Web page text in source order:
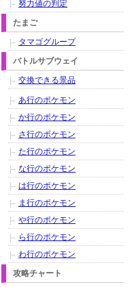
努力値の判定
たまご
タマゴグループ
バトルサブウェイ
交換できる景品
あ行のポケモン
か行のポケモン
さ行のポケモン
た行のポケモン
な行のポケモン
は行のポケモン
ま行のポケモン
や行のポケモン
ら行のポケモン
わ行のポケモン
攻略チャート